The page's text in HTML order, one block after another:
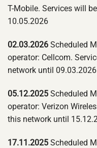
T-Mobile. Services will
10.05.2026
02.03.2026 Scheduled
operator: Cellcom.
network until 09.03.2026
05.12.2025 Scheduled
operator: Verizon
this network until
17.11.2025 Scheduled